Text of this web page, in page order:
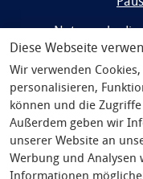
Diese Webseite
Wir verwenden
personalisieren,
können und die
Außerdem geben wir
unserer Website an
Werbung und
Informationen